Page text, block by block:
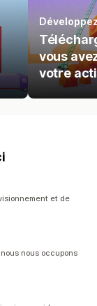
vous
votre
et de
nous occupons